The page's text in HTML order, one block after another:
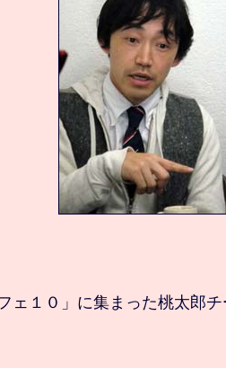
ェ１０」に集まった桃太郎